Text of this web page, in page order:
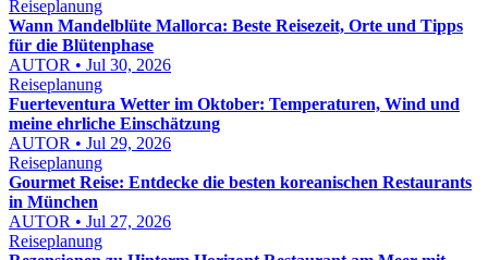
Reiseplanung
Wann Mandelblüte Mallorca: Beste Reisezeit, Orte und Tipps
für die Blütenphase
AUTOR • Jul 30, 2026
Reiseplanung
Fuerteventura Wetter im Oktober: Temperaturen, Wind und
meine ehrliche Einschätzung
AUTOR • Jul 29, 2026
Reiseplanung
Gourmet Reise: Entdecke die besten koreanischen Restaurants
in München
AUTOR • Jul 27, 2026
Reiseplanung